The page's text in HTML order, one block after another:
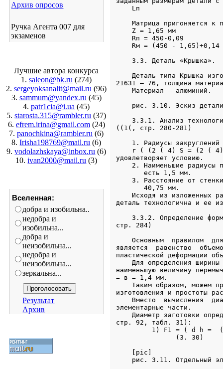
Архив опросов
Ручка Агента 007 для
экзаменов
Лучшие автора конкурса
1.saleon@bk.ru (274)
2.sergeyoksanalit@mail.ru (96)
3. sammum@yandex.ru (45)
4.patr1cia@i.ua (45)
5.starosta.315@rambler.ru (37)
6. efrem.irina@gmail.com (24)
7.panochkina@rambler.ru (6)
8.Irisha198769@mail.ru (6)
9.vodolazhskaya@inbox.ru (6)
10.ivan2000@mail.ru (3)
Вселенная:
добра и изобильна..
недобра и
изобильна...
добра и
неизобильна...
недобра и
неизобильна...
зеркальна...
Результат
Архив